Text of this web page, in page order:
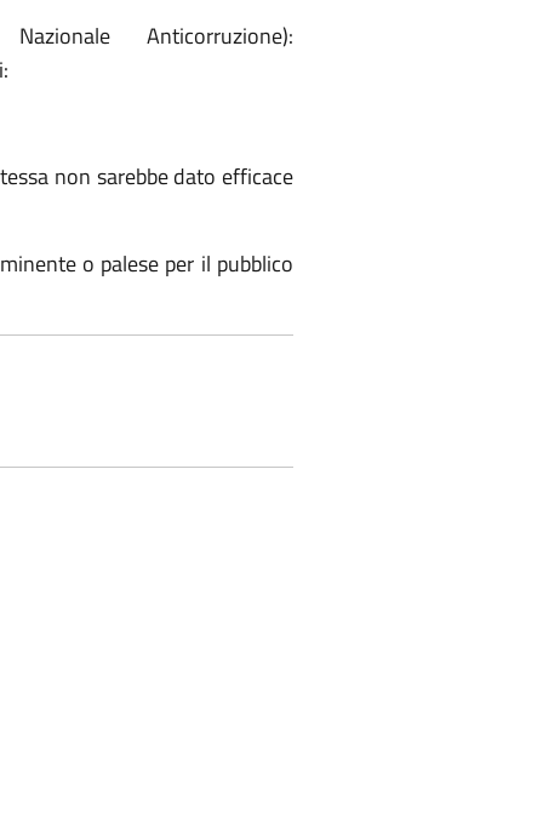
Anticorruzione):
non sarebbe dato efficace
o palese per il pubblico